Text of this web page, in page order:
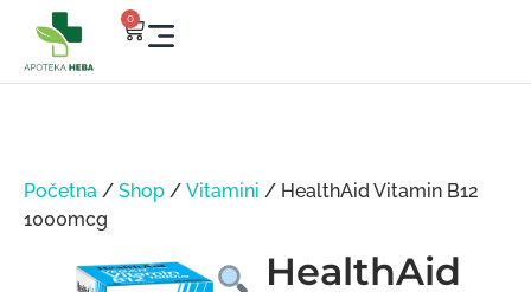
0
Početna / Shop / Vitamini / HealthAid Vitamin B12
1000mcg
HealthAid